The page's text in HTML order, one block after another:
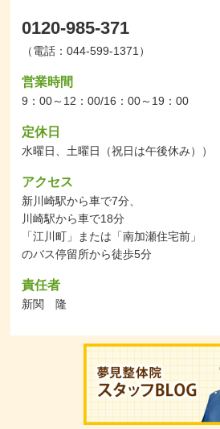
0120-985-371
（電話：044-599-1371）
営業時間
9：00～12：00/16：00～19：00
定休日
水曜日、土曜日（祝日は午後休み））
アクセス
新川崎駅から車で7分、
川崎駅から車で18分
「江川町」または「南加瀬住宅前」
のバス停留所から徒歩5分
責任者
新関 隆